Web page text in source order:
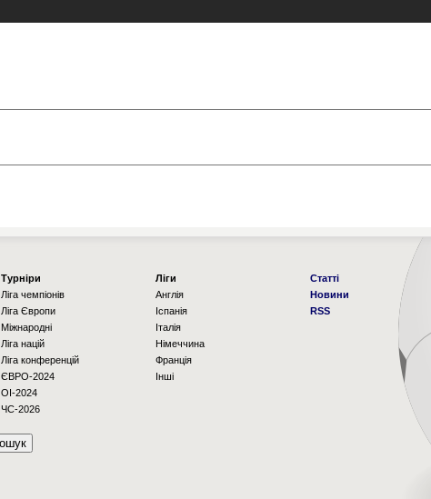
Турніри
Ліга чемпіонів
Ліга Європи
Міжнародні
Ліга націй
Ліга конференцій
ЄВРО-2024
OI-2024
ЧС-2026
Ліги
Англія
Іспанія
Італія
Німеччина
Франція
Інші
Статті
Новини
RSS